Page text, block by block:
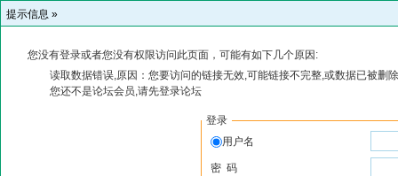
提示信息 »
您没有登录或者您没有权限访问此页面，可能有如下几个原因:
读取数据错误,原因：您要访问的链接无效,可能链接不完整,或数据已被删
您还不是论坛会员,请先登录论坛
登录
用户名
密 码